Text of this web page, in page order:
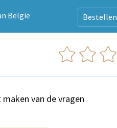
België Bestellen
van de vragen